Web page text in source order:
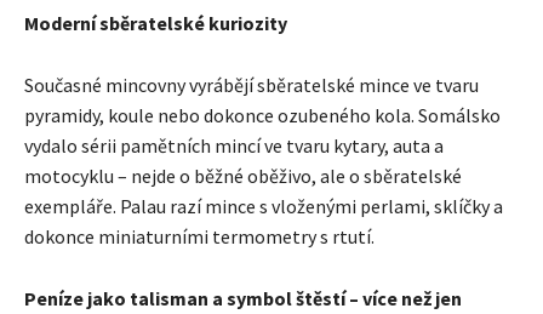
Moderní sběratelské kuriozity
Současné mincovny vyrábějí sběratelské mince ve tvaru
pyramidy, koule nebo dokonce ozubeného kola. Somálsko
vydalo sérii pamětních mincí ve tvaru kytary, auta a
motocyklu – nejde o běžné oběživo, ale o sběratelské
exempláře. Palau razí mince s vloženými perlami, sklíčky a
dokonce miniaturními termometry s rtutí.
Peníze jako talisman a symbol štěstí – více než jen